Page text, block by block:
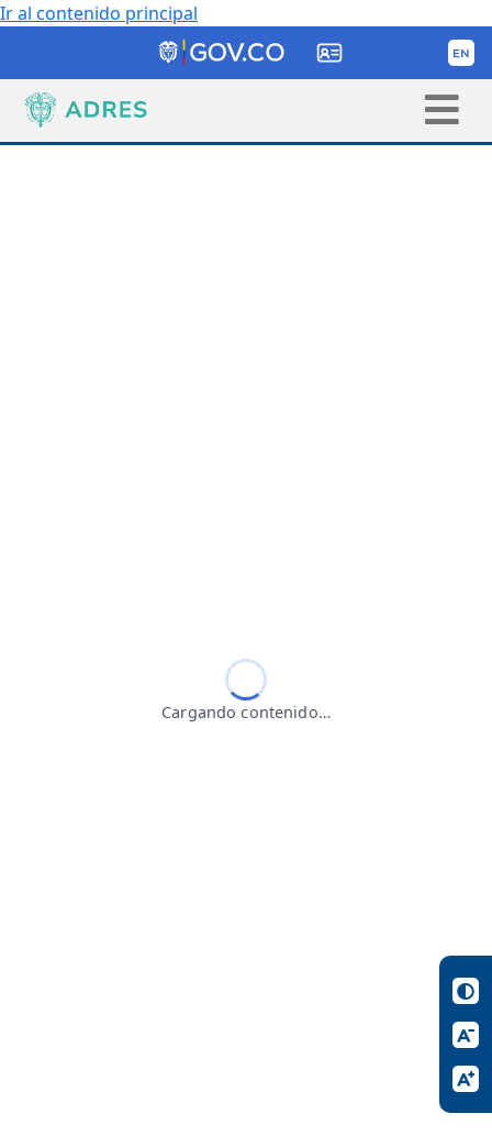
Ir al contenido principal
Cargando contenido…